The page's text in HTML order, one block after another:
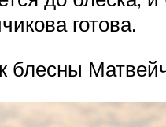
готова.
блесны